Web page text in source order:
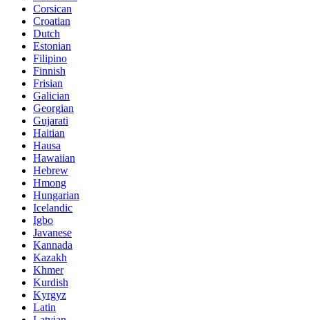
Corsican
Croatian
Dutch
Estonian
Filipino
Finnish
Frisian
Galician
Georgian
Gujarati
Haitian
Hausa
Hawaiian
Hebrew
Hmong
Hungarian
Icelandic
Igbo
Javanese
Kannada
Kazakh
Khmer
Kurdish
Kyrgyz
Latin